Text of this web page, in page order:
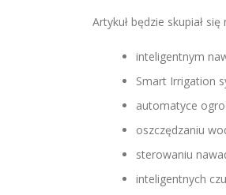
Artykuł będzie skupiał się
inteligentnym
Smart Irrigation
automatyce
oszczędzaniu
sterowaniu
inteligentnych